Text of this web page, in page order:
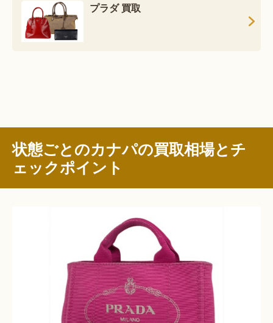
プラダ 買取
状態ごとのカナパの買取相場とチ
ェックポイント